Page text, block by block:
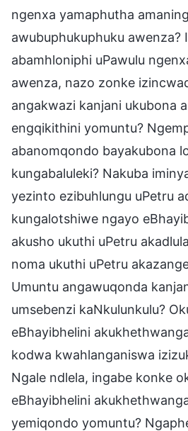
ngenxa yamaphutha
awubuphukuphuku awenza?
abamhloniphi uPawulu
awenza, nazo zonke
angakwazi kanjani ukubona
engqikithini yomuntu?
abanomqondo bayakubona
kungabaluleki? Nakuba
yezinto ezibuhlungu uPetru
kungalotshiwe ngayo
akusho ukuthi uPetru
noma ukuthi uPetru
Umuntu angawuqonda
umsebenzi kaNkulunkulu?
eBhayibhelini
kodwa kwahlanganiswa
Ngale ndlela, ingabe konke
eBhayibhelini
yemiqondo yomuntu?